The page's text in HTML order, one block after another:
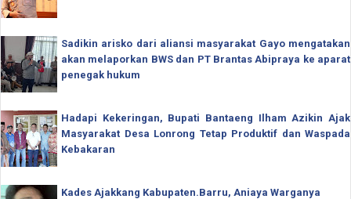
Sadikin arisko dari aliansi masyarakat Gayo mengatakan
akan melaporkan BWS dan PT Brantas Abipraya ke aparat
penegak hukum
Hadapi Kekeringan, Bupati Bantaeng Ilham Azikin Ajak
Masyarakat Desa Lonrong Tetap Produktif dan Waspada
Kebakaran
Kades Ajakkang Kabupaten.Barru, Aniaya Warganya